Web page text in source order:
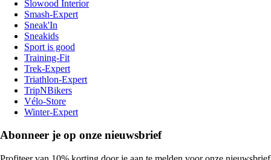
Slowood Interior
Smash-Expert
Sneak'In
Sneakids
Sport is good
Training-Fit
Trek-Expert
Triathlon-Expert
TripNBikers
Vélo-Store
Winter-Expert
Abonneer je op onze nieuwsbrief